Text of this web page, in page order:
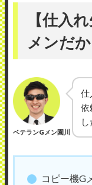
【仕入
メンだ
ベテランGメン園川
仕
依
し
コピー機G